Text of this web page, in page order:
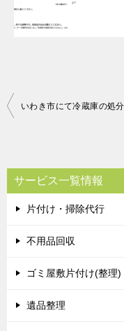
投
ビ
ゲ
ー
シ
サービス一覧情報
片付け・掃除代行
不用品回収
ゴミ屋敷片付け(整理)
遺品整理